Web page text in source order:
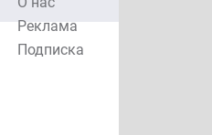
Реклама
Подписка